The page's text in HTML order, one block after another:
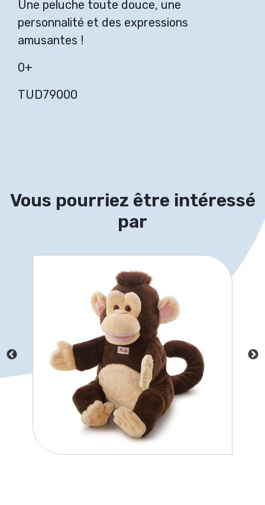
Une peluche toute douce, une
personnalité et des expressions
amusantes !
0+
TUD79000
Vous pourriez être intéressé
par